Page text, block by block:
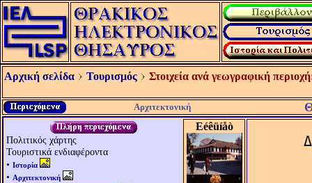
Αρχική σελίδα Τουρισμός Στοιχεία ανά γεωγραφική
Αρχιτεκτονική
Πολιτικός χάρτης
Τουριστικά ενδιαφέροντα
• Ιστορία
• Αρχιτεκτονική
Eéêüíåò